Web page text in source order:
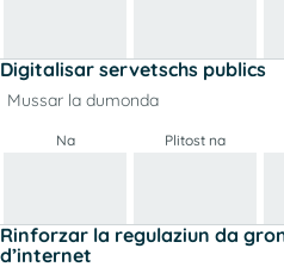
Digitalisar servetschs publics
Mussar la dumonda
Na Plitost na
Rinforzar la regulaziun da
d’internet